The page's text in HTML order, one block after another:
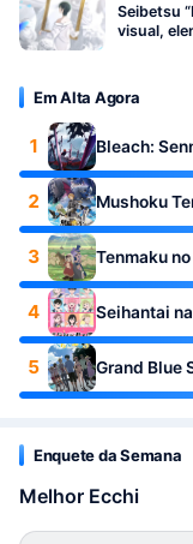
Seibetsu
visual,
Em Alta Agora
1 Bleach:
2 Mushoku
3 Tenmaku
4 Seihantai
5 Grand Blue
Enquete da Semana
Melhor Ecchi